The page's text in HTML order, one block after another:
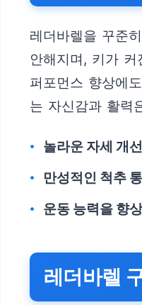
레더바렐을 꾸준
안해지며, 키가
퍼포먼스 향상에
는 자신감과 활력
놀라운 자세 개
만성적인 척추
운동 능력을 향
레더바렐